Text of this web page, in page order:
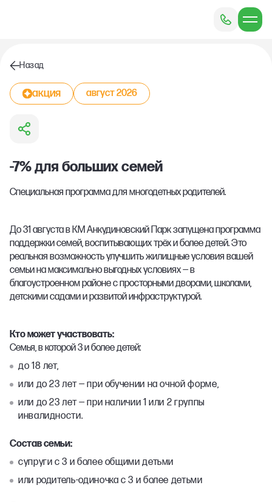
Назад
акция август 2026
-7% для больших семей
Специальная программа для многодетных родителей.
До 31 августа в КМ Анкудиновский Парк запущена программа
поддержки семей, воспитывающих трёх и более детей. Это
реальная возможность улучшить жилищные условия вашей
семьи на максимально выгодных условиях — в
благоустроенном районе с просторными дворами, школами,
детскими садами и развитой инфраструктурой.
Кто может участвовать:
Семья, в которой 3 и более детей:
до 18 лет,
или до 23 лет — при обучении на очной форме,
или до 23 лет — при наличии 1 или 2 группы
инвалидности.
Состав семьи:
супруги с 3 и более общими детьми
или родитель-одиночка с 3 и более детьми